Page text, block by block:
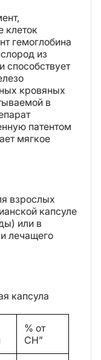
клеток
гемоглобина
из
способствует
кровяных
в
патентом
мягкое
взрослых
капсуле
или в
лечащего
капсула
% от
СН”